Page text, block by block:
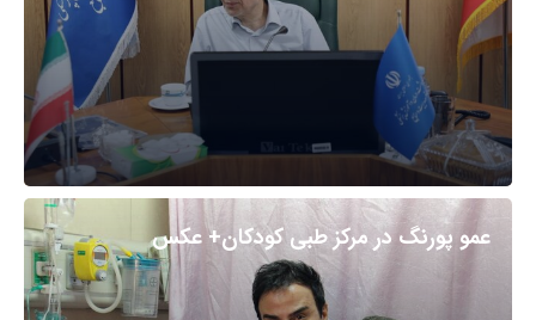
عمو پورنگ در مرکز طبی کودکان+ عکس